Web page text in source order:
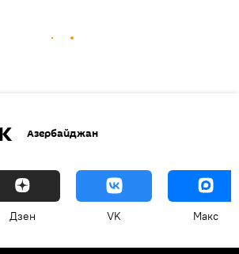
Азербайджан
Дзен VK Макс